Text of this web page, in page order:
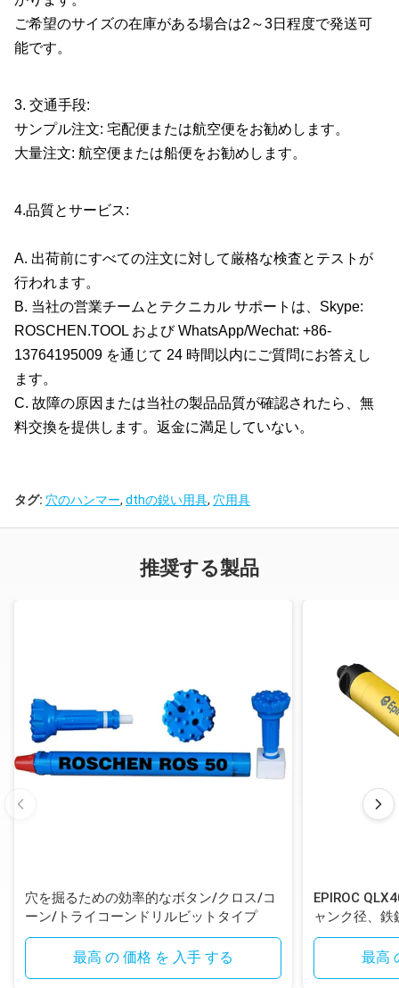
ご希望のサイズの在庫がある場合は2～3日程度で発送可
能です。
3. 交通手段:
サンプル注文: 宅配便または航空便をお勧めします。
大量注文: 航空便または船便をお勧めします。
4.品質とサービス:
A. 出荷前にすべての注文に対して厳格な検査とテストが
行​​われます。
B. 当社の営業チームとテクニカル サポートは、Skype:
ROSCHEN.TOOL および WhatsApp/Wechat: +86-
13764195009 を通じて 24 時間以内にご質問にお答えし
ます。
C. 故障の原因または当社の製品品質が確認されたら、無
料交換を提供します。返金に満足していない。
タグ: 穴のハンマー, dthの鋭い用具, 穴用具
推奨する製品
穴を掘るための効率的なボタン/クロス/コ
ーン/トライコーンドリルビットタイプ
最高 の 価格 を 入手 する
EPIROC
ャンク径、
ンシャンク付
最高